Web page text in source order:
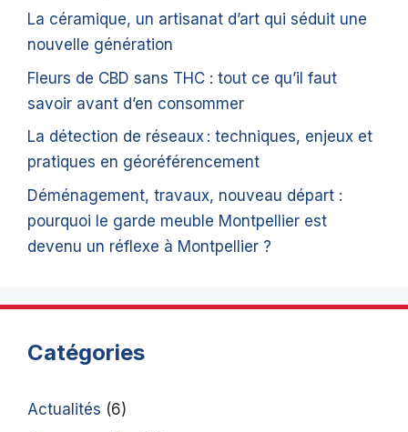
La céramique, un artisanat d’art qui séduit une
nouvelle génération
Fleurs de CBD sans THC : tout ce qu’il faut
savoir avant d’en consommer
La détection de réseaux : techniques, enjeux et
pratiques en géoréférencement
Déménagement, travaux, nouveau départ :
pourquoi le garde meuble Montpellier est
devenu un réflexe à Montpellier ?
Catégories
Actualités (6)